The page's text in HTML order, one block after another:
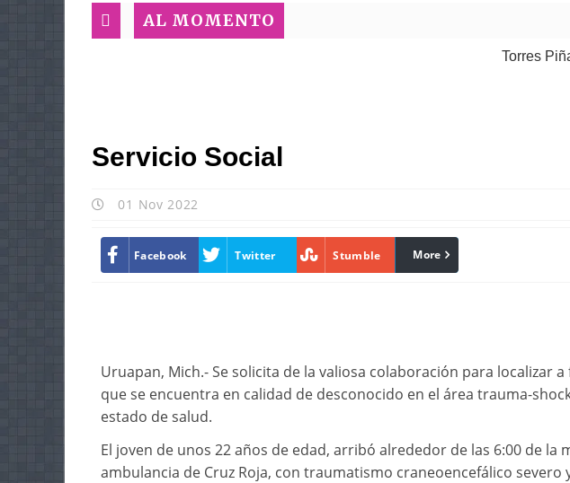
AL MOMENTO
Torres Piña: la
Servicio Social
01 Nov 2022
Facebook Twitter Stumble linkedin
More
Uruapan, Mich.- Se solicita de la valiosa colaboración para localizar
que se encuentra en calidad de desconocido en el área trauma-
estado de salud.
El joven de unos 22 años de edad, arribó alrededor de las 6:00 de la
ambulancia de Cruz Roja, con traumatismo craneoencefálico severo